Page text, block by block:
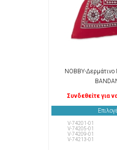
NOBBY-Δερμάτινο
Συνδεθείτε για
V-74201-01
V-74205-01
V-74209-01
V-74213-01